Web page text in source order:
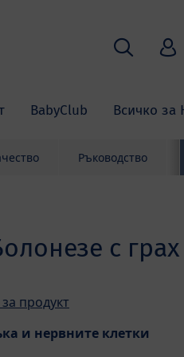
BabyClub Всичко за
Търсене
Ръководство
с грах
продукт
и нервните клетки